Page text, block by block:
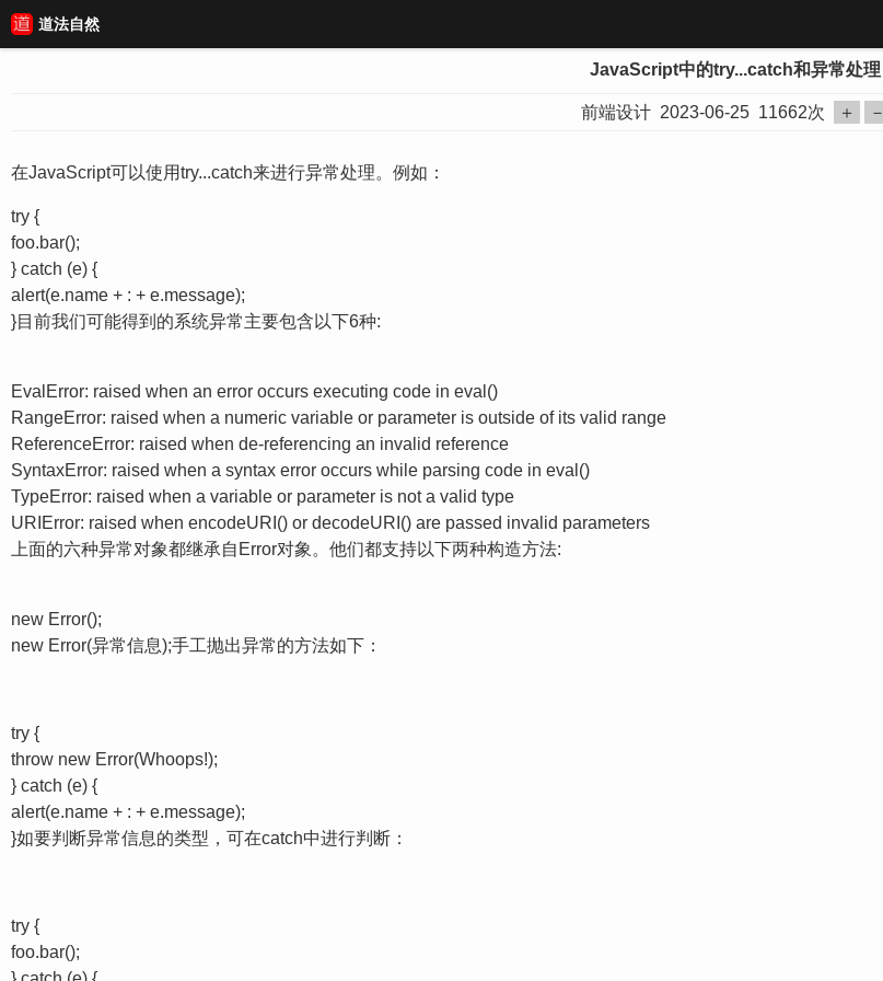
道法自然
JavaScript中的try...catch和异常处理
前端设计 2023-06-25 11662次 ＋ －
在JavaScript可以使用try...catch来进行异常处理。例如：
try {
foo.bar();
} catch (e) {
alert(e.name + : + e.message);
}目前我们可能得到的系统异常主要包含以下6种:
EvalError: raised when an error occurs executing code in eval()
RangeError: raised when a numeric variable or parameter is outside of its valid range
ReferenceError: raised when de-referencing an invalid reference
SyntaxError: raised when a syntax error occurs while parsing code in eval()
TypeError: raised when a variable or parameter is not a valid type
URIError: raised when encodeURI() or decodeURI() are passed invalid parameters
上面的六种异常对象都继承自Error对象。他们都支持以下两种构造方法:
new Error();
new Error(异常信息);手工抛出异常的方法如下：
try {
throw new Error(Whoops!);
} catch (e) {
alert(e.name + : + e.message);
}如要判断异常信息的类型，可在catch中进行判断：
try {
foo.bar();